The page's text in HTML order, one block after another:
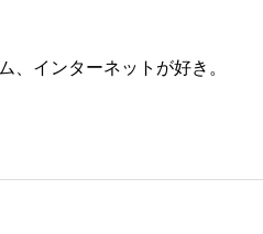
、インターネットが好き。